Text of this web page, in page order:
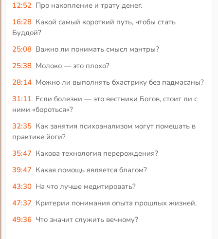
12:52 Про накопление и трату денег.
16:28 Какой самый короткий путь, чтобы стать
Буддой?
25:08 Важно ли понимать смысл мантры?
25:38 Молоко — это плохо?
28:14 Можно ли выполнять бхастрику без падмасаны?
31:11 Если болезни — это вестники Богов, стоит ли с
ними «бороться»?
32:35 Как занятия психоанализом могут помешать в
практике йоги?
35:47 Какова технология перерождения?
39:47 Какая помощь является благом?
43:30 На что лучше медитировать?
47:37 Критерии понимания опыта прошлых жизней.
49:36 Что значит служить вечному?